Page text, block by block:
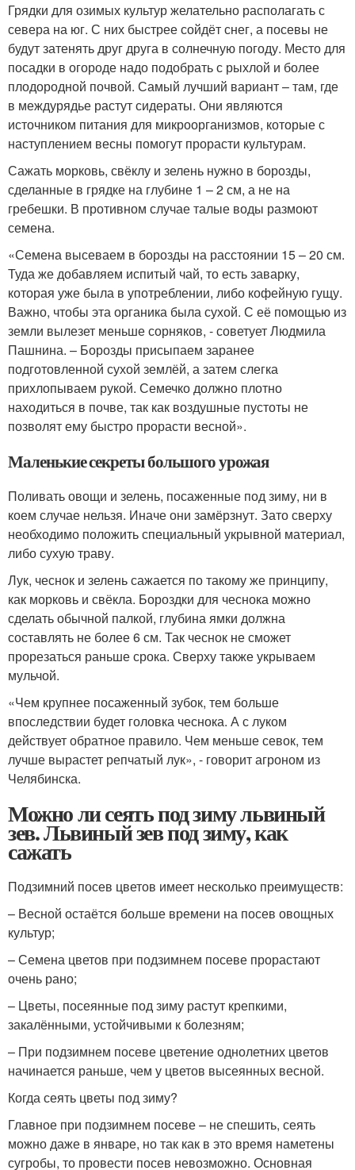
Грядки для озимых культур желательно располагать с
севера на юг. С них быстрее сойдёт снег, а посевы не
будут затенять друг друга в солнечную погоду. Место для
посадки в огороде надо подобрать с рыхлой и более
плодородной почвой. Самый лучший вариант – там, где
в междурядье растут сидераты. Они являются
источником питания для микроорганизмов, которые с
наступлением весны помогут прорасти культурам.
Сажать морковь, свёклу и зелень нужно в борозды,
сделанные в грядке на глубине 1 – 2 см, а не на
гребешки. В противном случае талые воды размоют
семена.
«Семена высеваем в борозды на расстоянии 15 – 20 см.
Туда же добавляем испитый чай, то есть заварку,
которая уже была в употреблении, либо кофейную гущу.
Важно, чтобы эта органика была сухой. С её помощью из
земли вылезет меньше сорняков, - советует Людмила
Пашнина. – Борозды присыпаем заранее
подготовленной сухой землёй, а затем слегка
прихлопываем рукой. Семечко должно плотно
находиться в почве, так как воздушные пустоты не
позволят ему быстро прорасти весной».
Маленькие секреты большого урожая
Поливать овощи и зелень, посаженные под зиму, ни в
коем случае нельзя. Иначе они замёрзнут. Зато сверху
необходимо положить специальный укрывной материал,
либо сухую траву.
Лук, чеснок и зелень сажается по такому же принципу,
как морковь и свёкла. Бороздки для чеснока можно
сделать обычной палкой, глубина ямки должна
составлять не более 6 см. Так чеснок не сможет
прорезаться раньше срока. Сверху также укрываем
мульчой.
«Чем крупнее посаженный зубок, тем больше
впоследствии будет головка чеснока. А с луком
действует обратное правило. Чем меньше севок, тем
лучше вырастет репчатый лук», - говорит агроном из
Челябинска.
Можно ли сеять под зиму львиный
зев. Львиный зев под зиму, как
сажать
Подзимний посев цветов имеет несколько преимуществ:
– Весной остаётся больше времени на посев овощных
культур;
– Семена цветов при подзимнем посеве прорастают
очень рано;
– Цветы, посеянные под зиму растут крепкими,
закалёнными, устойчивыми к болезням;
– При подзимнем посеве цветение однолетних цветов
начинается раньше, чем у цветов высеянных весной.
Когда сеять цветы под зиму?
Главное при подзимнем посеве – не спешить, сеять
можно даже в январе, но так как в это время наметены
сугробы, то провести посев невозможно. Основная